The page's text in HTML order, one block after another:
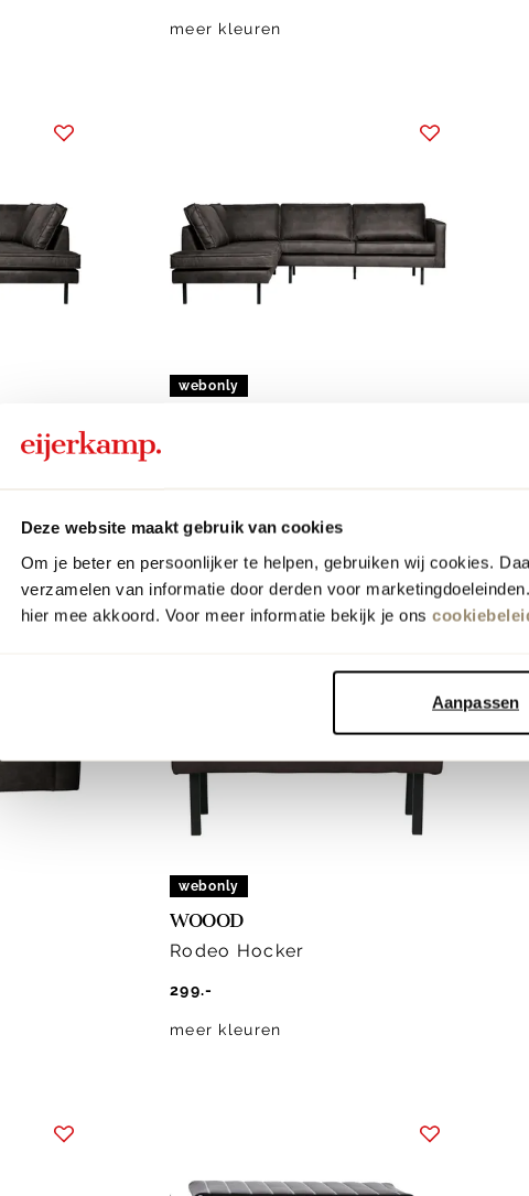
Deze website maakt gebruik van cookies
Om je beter en persoonlijker te helpen, gebruiken wij cookies.
verzamelen van informatie door derden voor
hier mee akkoord. Voor meer informatie bekijk je ons
Aanpassen
meer kleuren
webonly
meer kleuren
webonly
WOOOD
Rodeo Hocker
299.-
meer kleuren